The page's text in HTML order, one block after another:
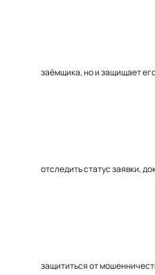
заёмщика, но и защищает
отследить статус заявки,
защититься от